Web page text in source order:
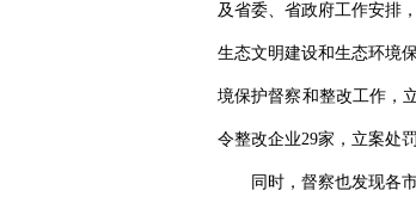
及省委、省政府工作安排
生态文明建设和生态环境
境保护督察和整改工作，
令整改企业29家，立案处
同时，督察也发现各